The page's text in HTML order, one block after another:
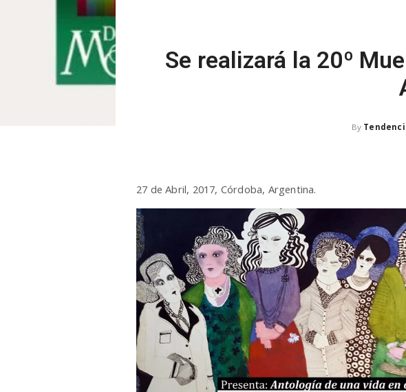
Se realizará la 20º
By
27 de Abril, 2017, Córdoba, Argentina.